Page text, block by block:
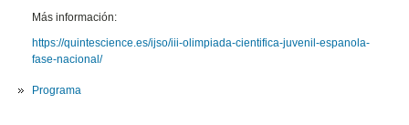
Más información:
https://quintescience.es/ijso/iii-olimpiada-cientifica-juvenil-espanola-
fase-nacional/
Programa